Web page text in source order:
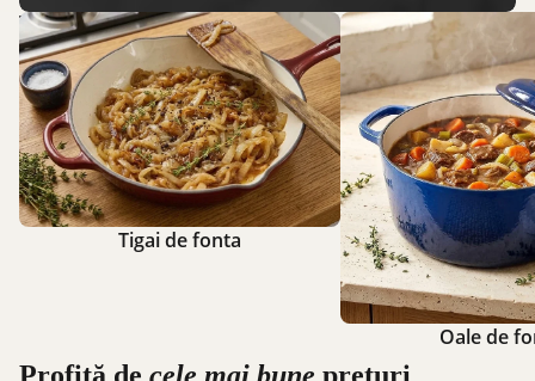
Tigai de fonta
Tigai de fonta
Oale de fontă
Oale de